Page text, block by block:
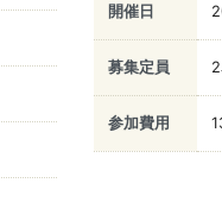
開催日
募集定員
参加費用